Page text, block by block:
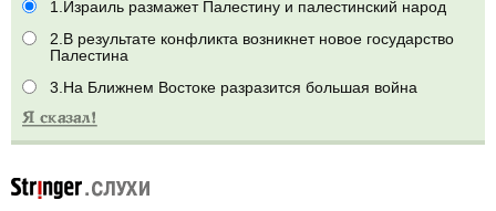
1.Израиль размажет Палестину и палестинский народ
2.В результате конфликта возникнет новое государство
Палестина
3.На Ближнем Востоке разразится большая война